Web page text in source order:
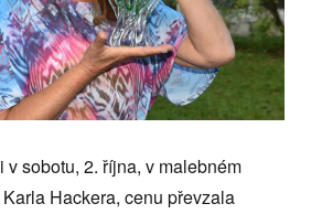
v sobotu, 2. října, v malebném
Hackera, cenu převzala